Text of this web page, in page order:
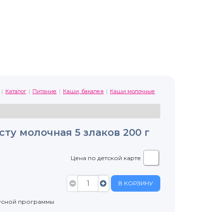
Каталог Питание Каши, бакалея Каши молочные
молочная 5 злаков 200 г
Цена по детской карте
В КОРЗИНУ
программы